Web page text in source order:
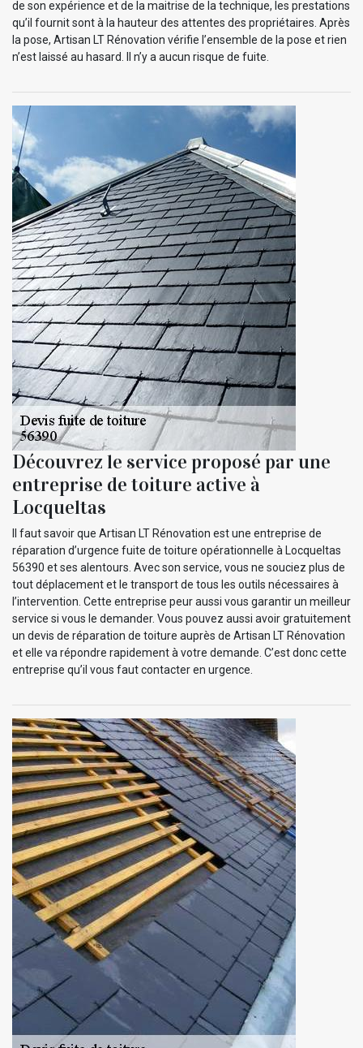
de son expérience et de la maitrise de la technique, les prestations
qu’il fournit sont à la hauteur des attentes des propriétaires. Après
la pose, Artisan LT Rénovation vérifie l’ensemble de la pose et rien
n’est laissé au hasard. Il n’y a aucun risque de fuite.
Découvrez le service proposé par une
entreprise de toiture active à
Locqueltas
Il faut savoir que Artisan LT Rénovation est une entreprise de
réparation d’urgence fuite de toiture opérationnelle à Locqueltas
56390 et ses alentours. Avec son service, vous ne souciez plus de
tout déplacement et le transport de tous les outils nécessaires à
l’intervention. Cette entreprise peur aussi vous garantir un meilleur
service si vous le demander. Vous pouvez aussi avoir gratuitement
un devis de réparation de toiture auprès de Artisan LT Rénovation
et elle va répondre rapidement à votre demande. C’est donc cette
entreprise qu’il vous faut contacter en urgence.